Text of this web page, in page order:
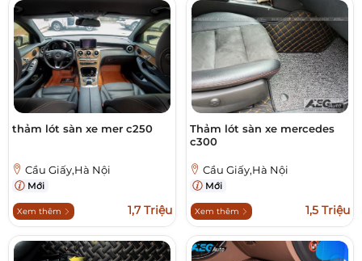
thảm lót sàn xe mer c250
Cầu Giấy,Hà Nội
Mới
Xem thêm 1,7 Triệu
Thảm lót sàn xe mercedes
c300
Cầu Giấy,Hà Nội
Mới
Xem thêm 1,5 Triệu